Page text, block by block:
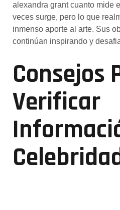
alexandra grant cuanto mide
veces surge, pero lo que
inmenso aporte al arte. Sus
continúan inspirando y
Consejos
Verificar